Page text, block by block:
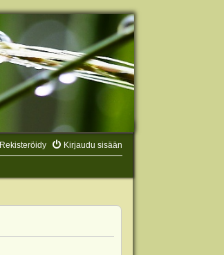
Kirjaudu sisään
Rekisteröidy